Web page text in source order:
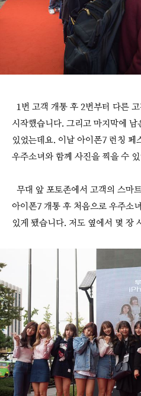
1번 고객 개통 후 2번부터 다른
시작했습니다. 그리고 마지막에 남
있었는데요. 이날 아이폰7 런칭 페
우주소녀와 함께 사진을 찍을 수
무대 앞 포토존에서 고객의 스마
아이폰7 개통 후 처음으로 우주소
있게 됐습니다. 저도 옆에서 몇 장